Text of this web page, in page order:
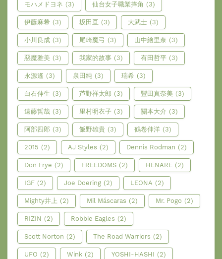
モハメドヨネ (3) 仙台女子職業摔角 (3)
伊藤麻希 (3) 坂田亘 (3) 大武士 (3)
小川良成 (3) 尾崎魔弓 (3) 山中繪里奈 (3)
惡魔雅美 (3) 我家的故事 (3) 有田哲平 (3)
永源遙 (3) 泉田純 (3) 瑞希 (3)
白石伸生 (3) 芦野祥太郎 (3) 豐田真奈美 (3)
遠藤哲哉 (3) 里村明衣子 (3) 關本大介 (3)
阿部四郎 (3) 飯野雄貴 (3) 鶴卷伸洋 (3)
2015 (2) AJ Styles (2) Dennis Rodman (2)
Don Frye (2) FREEDOMS (2) HENARE (2)
IGF (2) Joe Doering (2) LEONA (2)
Mighty井上 (2) Mil Máscaras (2) Mr. Pogo (2)
RIZIN (2) Robbie Eagles (2)
Scott Norton (2) The Road Warriors (2)
UFO (2) Wink (2) YOSHI-HASHI (2)